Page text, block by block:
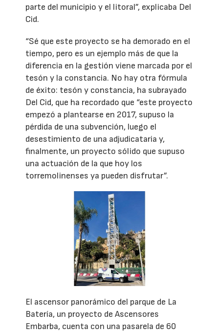
parte del municipio y el litoral”, explicaba Del
Cid.
“Sé que este proyecto se ha demorado en el
tiempo, pero es un ejemplo más de que la
diferencia en la gestión viene marcada por el
tesón y la constancia. No hay otra fórmula
de éxito: tesón y constancia, ha subrayado
Del Cid, que ha recordado que “este proyecto
empezó a plantearse en 2017, supuso la
pérdida de una subvención, luego el
desestimiento de una adjudicataria y,
finalmente, un proyecto sólido que supuso
una actuación de la que hoy los
torremolinenses ya pueden disfrutar”.
El ascensor panorámico del parque de La
Batería, un proyecto de Ascensores
Embarba, cuenta con una pasarela de 60